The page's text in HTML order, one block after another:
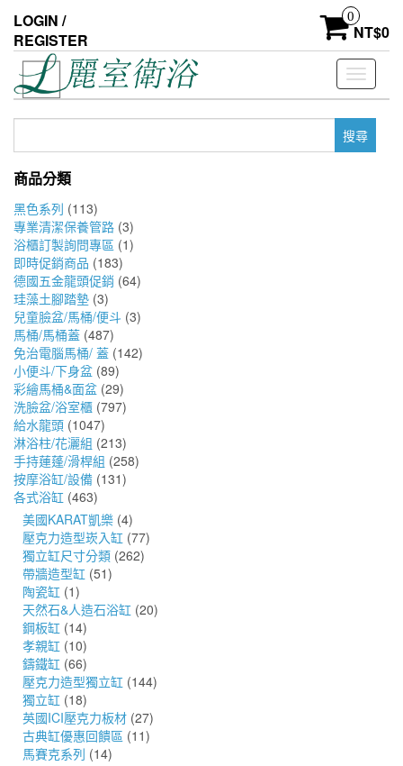
the
content
LOGIN /
REGISTER
0
NT$0
Toggle
鍵
商品分類
黑色系列 (113)
專業清潔保養管路 (3)
浴櫃訂製詢問專區 (1)
即時促銷商品 (183)
德國五金龍頭促銷 (64)
珪藻土腳踏墊 (3)
兒童臉盆/馬桶/便斗 (3)
馬桶/馬桶蓋 (487)
免治電腦馬桶/ 蓋 (142)
小便斗/下身盆 (89)
彩繪馬桶&面盆 (29)
洗臉盆/浴室櫃 (797)
給水龍頭 (1047)
淋浴柱/花灑組 (213)
手持蓮蓬/滑桿組 (258)
按摩浴缸/設備 (131)
各式浴缸 (463)
美國KARAT凱樂 (4)
壓克力造型崁入缸 (77)
獨立缸尺寸分類 (262)
帶牆造型缸 (51)
陶瓷缸 (1)
天然石&人造石浴缸 (20)
鋼板缸 (14)
孝親缸 (10)
鑄鐵缸 (66)
壓克力造型獨立缸 (144)
獨立缸 (18)
英國ICI壓克力板材 (27)
古典缸優惠回饋區 (11)
馬賽克系列 (14)